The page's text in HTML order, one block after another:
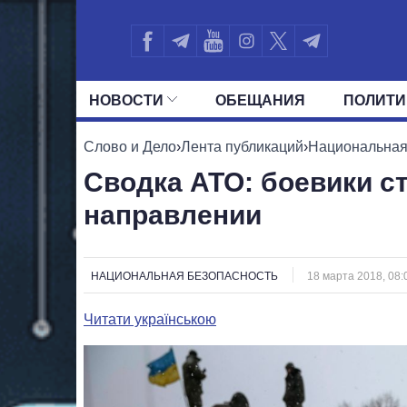
НОВОСТИ ОБЕЩАНИЯ
ВСЕ ПОЛИТИКИ ПРЕЗИДЕНТ И
Слово и Дело›Лента публикаций›
Сводка АТО: боевики
направлении
НАЦИОНАЛЬНАЯ БЕЗОПАСНОСТЬ 18 марта 2018,
Читати українською